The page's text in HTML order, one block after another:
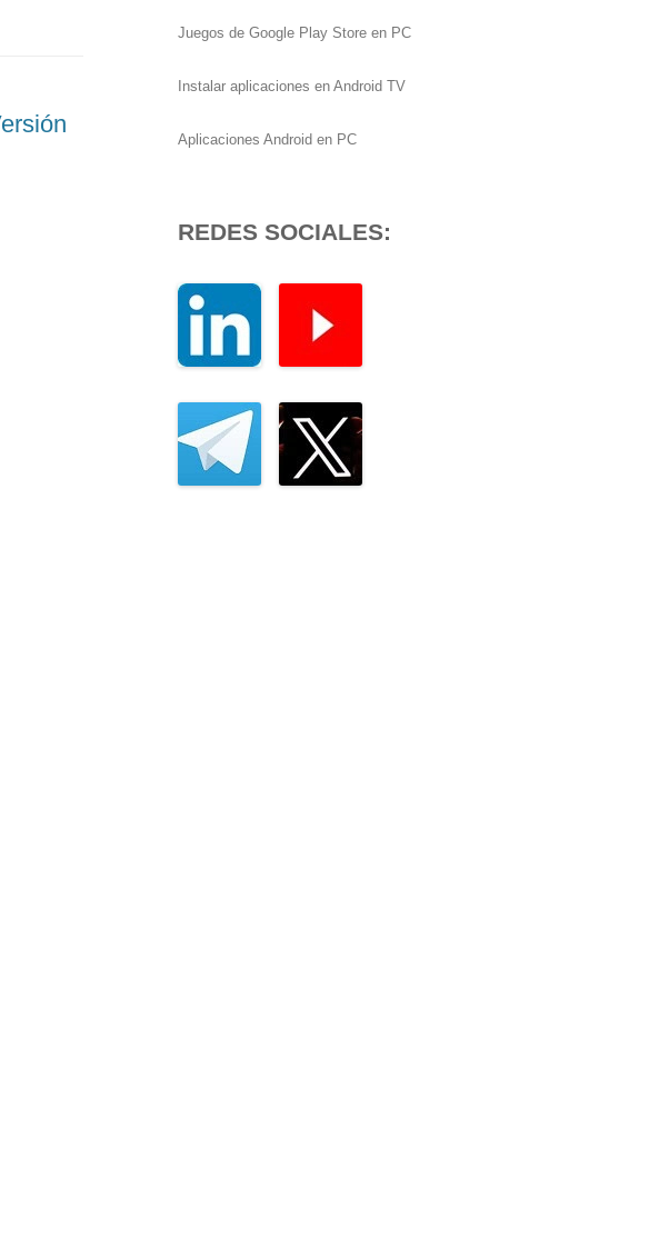
Juegos de Google Play Store en PC
Instalar aplicaciones en Android TV
Aplicaciones Android en PC
REDES SOCIALES: